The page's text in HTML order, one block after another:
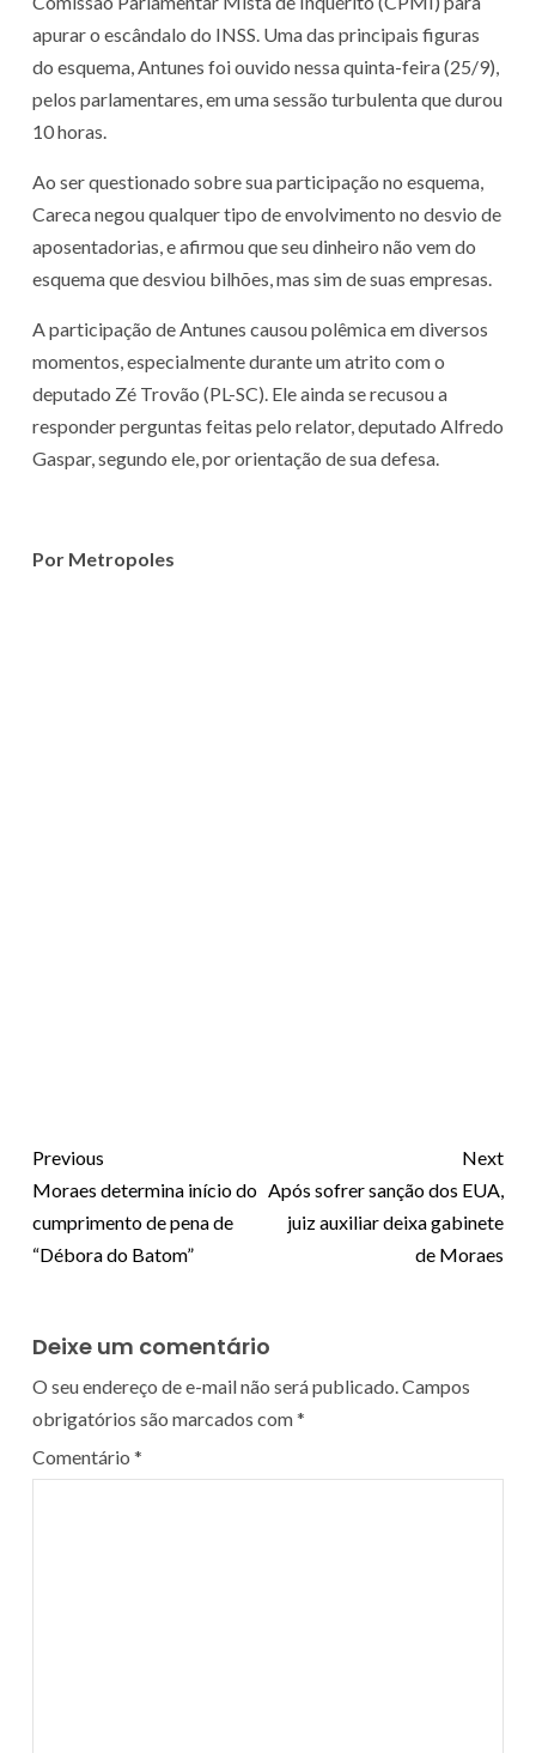
apurar o escândalo do INSS. Uma das principais figuras
do esquema, Antunes foi ouvido nessa quinta-feira (25/9),
pelos parlamentares, em uma sessão turbulenta que durou
10 horas.
Ao ser questionado sobre sua participação no esquema,
Careca negou qualquer tipo de envolvimento no desvio de
aposentadorias, e afirmou que seu dinheiro não vem do
esquema que desviou bilhões, mas sim de suas empresas.
A participação de Antunes causou polêmica em diversos
momentos, especialmente durante um atrito com o
deputado Zé Trovão (PL-SC). Ele ainda se recusou a
responder perguntas feitas pelo relator, deputado Alfredo
Gaspar, segundo ele, por orientação de sua defesa.
Por Metropoles
Previous
Moraes determina início do
cumprimento de pena de
“Débora do Batom”
Next
Após sofrer sanção dos EUA,
juiz auxiliar deixa gabinete
de Moraes
Deixe um comentário
O seu endereço de e-mail não será publicado.Campos
obrigatórios são marcados com*
Comentário *